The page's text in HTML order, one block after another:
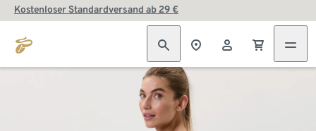
Kostenloser Standardversand ab 29 €